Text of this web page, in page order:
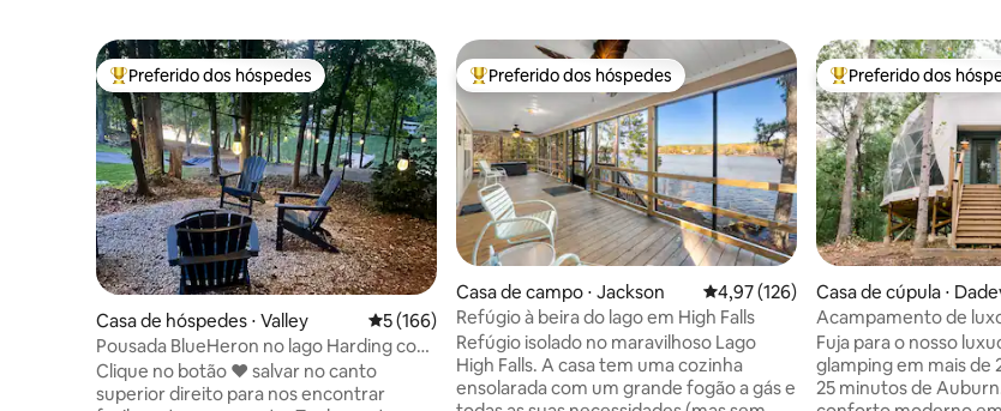
Entre os melhores preferidos dos hóspedes
Preferido dos hóspedes
Casa de hóspedes ⋅ Valley 5 de uma avaliação média de 5, 166 avaliações
5 (166)
Pousada BlueHeron no lago Harding com
banheira de hidromassagem e caiaques
Clique no botão ❤️ salvar no canto
superior direito para nos encontrar
Entre os melhores preferidos dos hóspedes
Preferido dos hóspedes
Casa de campo ⋅ Jackson 4,97 de uma avaliação média de 5,
4,97 (126)
Refúgio à beira do lago em High Falls
Refúgio isolado no maravilhoso Lago
High Falls. A casa tem uma cozinha
ensolarada com um grande fogão a gás e
Entre os melhores
Preferido dos
Casa de cúpula ⋅
Acampamento de
Lago Martin
Fuja para o nosso
glamping em mais de
25 minutos de